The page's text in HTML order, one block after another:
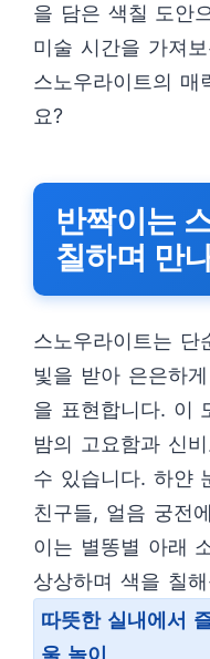
을 담은 색칠 도안
미술 시간을 가져
스노우라이트의 매
요?
반짝이는
칠하며 만
스노우라이트는 단
빛을 받아 은은하
을 표현합니다. 이
밤의 고요함과 신
수 있습니다. 하얀
친구들, 얼음 궁전
이는 별똥별 아래
상상하며 색을 칠
따뜻한 실내에서
울 놀이